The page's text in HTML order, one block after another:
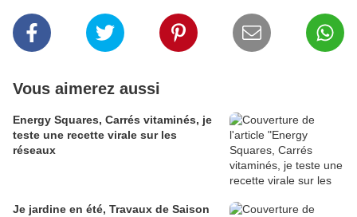
Vous aimerez aussi
Energy Squares, Carrés vitaminés, je
teste une recette virale sur les
réseaux
Je jardine en été, Travaux de Saison